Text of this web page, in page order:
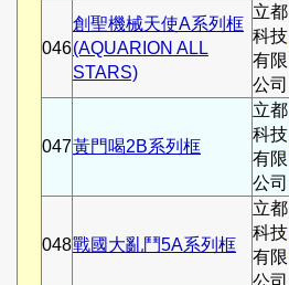
046
創聖機械天使A系列框
(AQUARION ALL
STARS)
立都
科技
有限
公司
047黃門喝2B系列框
立都
科技
有限
公司
048戰國大亂鬥5A系列框
立都
科技
有限
公司